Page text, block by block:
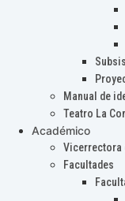
Manual de
Teatro La
Académico
Vicerrectora
Facultades